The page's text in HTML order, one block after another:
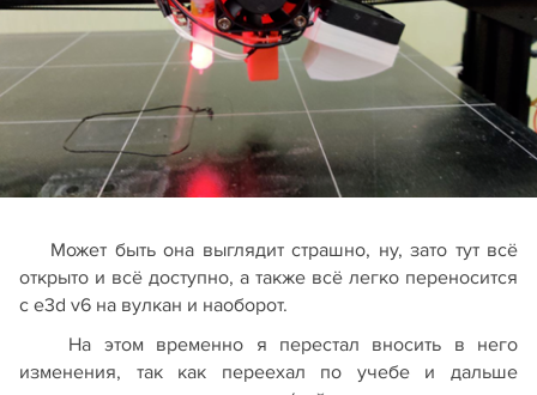
Может быть она выглядит страшно, ну, зато тут всё
открыто и всё доступно, а также всё легко переносится
с e3d v6 на вулкан и наоборот.
На этом временно я перестал вносить в него
изменения, так как переехал по учебе и дальше